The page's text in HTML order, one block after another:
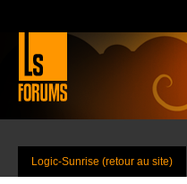
Logic-Sunrise (retour au site)